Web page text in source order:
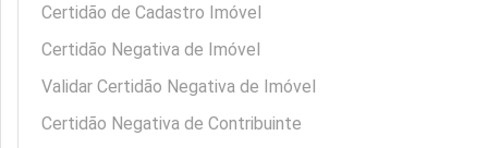
Certidão de Cadastro Imóvel
Certidão Negativa de Imóvel
Validar Certidão Negativa de Imóvel
Certidão Negativa de Contribuinte